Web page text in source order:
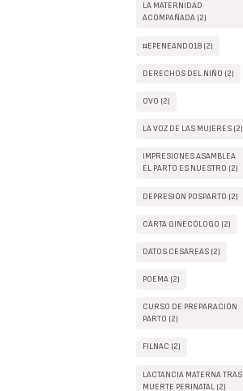
LA MATERNIDAD
ACOMPAÑADA (2)
#EPENEANDO18 (2)
DERECHOS DEL NIÑO (2)
OVO (2)
LA VOZ DE LAS MUJERES (2)
IMPRESIONES ASAMBLEA
EL PARTO ES NUESTRO (2)
DEPRESIÓN POSPARTO (2)
CARTA GINECÓLOGO (2)
DATOS CESÁREAS (2)
POEMA (2)
CURSO DE PREPARACIÓN
PARTO (2)
FILNAC (2)
LACTANCIA MATERNA TRAS
MUERTE PERINATAL (2)